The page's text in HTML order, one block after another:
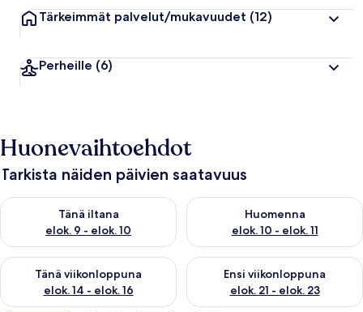
Tärkeimmät palvelut/mukavuudet (12)
Perheille (6)
Huonevaihtoehdot
Tarkista näiden päivien saatavuus
Tänä iltana
elok. 9 - elok. 10
Tarkista tämän illan saatavuus elok. 9 - elok. 10
Huomenna
elok. 10 - elok. 11
Tarkista huomisen saatavuus
Tänä viikonloppuna
elok. 14 - elok. 16
Tarkista tämän viikonlopun saatavuus elok. 14 - elok. 16
Ensi viikonloppuna
elok. 21 - elok. 23
Tarkista ensi viikonlopun